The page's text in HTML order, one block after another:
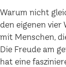
Warum nicht
den eigenen vier
mit Menschen,
Die Freude am
hat eine